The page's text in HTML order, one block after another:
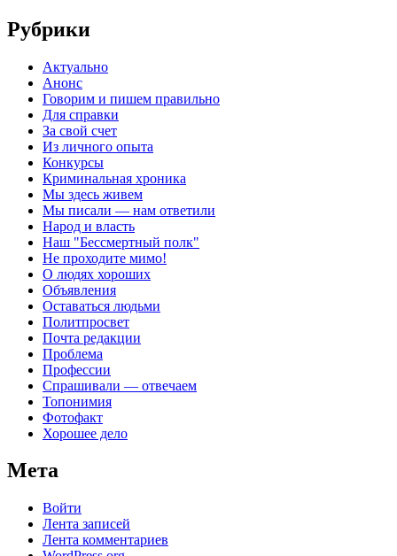
Рубрики
Актуально
Анонс
Говорим и пишем правильно
Для справки
За свой счет
Из личного опыта
Конкурсы
Криминальная хроника
Мы здесь живем
Мы писали — нам ответили
Народ и власть
Наш "Бессмертный полк"
Не проходите мимо!
О людях хороших
Объявления
Оставаться людьми
Политпросвет
Почта редакции
Проблема
Профессии
Спрашивали — отвечаем
Топонимия
Фотофакт
Хорошее дело
Мета
Войти
Лента записей
Лента комментариев